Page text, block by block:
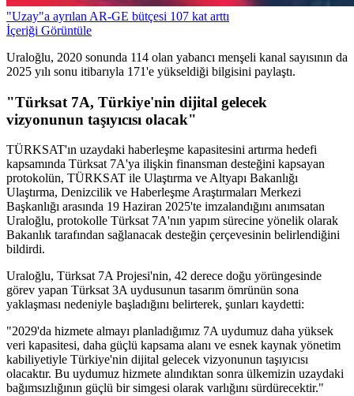
"Uzay"a ayrılan AR-GE bütçesi 107 kat arttı
İçeriği Görüntüle
Uraloğlu, 2020 sonunda 114 olan yabancı menşeli kanal sayısının da
2025 yılı sonu itibarıyla 171'e yükseldiği bilgisini paylaştı.
"Türksat 7A, Türkiye'nin dijital gelecek
vizyonunun taşıyıcısı olacak"
TÜRKSAT'ın uzaydaki haberleşme kapasitesini artırma hedefi
kapsamında Türksat 7A'ya ilişkin finansman desteğini kapsayan
protokolün, TÜRKSAT ile Ulaştırma ve Altyapı Bakanlığı
Ulaştırma, Denizcilik ve Haberleşme Araştırmaları Merkezi
Başkanlığı arasında 19 Haziran 2025'te imzalandığını anımsatan
Uraloğlu, protokolle Türksat 7A'nın yapım sürecine yönelik olarak
Bakanlık tarafından sağlanacak desteğin çerçevesinin belirlendiğini
bildirdi.
Uraloğlu, Türksat 7A Projesi'nin, 42 derece doğu yörüngesinde
görev yapan Türksat 3A uydusunun tasarım ömrünün sona
yaklaşması nedeniyle başladığını belirterek, şunları kaydetti:
"2029'da hizmete almayı planladığımız 7A uydumuz daha yüksek
veri kapasitesi, daha güçlü kapsama alanı ve esnek kaynak yönetim
kabiliyetiyle Türkiye'nin dijital gelecek vizyonunun taşıyıcısı
olacaktır. Bu uydumuz hizmete alındıktan sonra ülkemizin uzaydaki
bağımsızlığının güçlü bir simgesi olarak varlığını sürdürecektir."